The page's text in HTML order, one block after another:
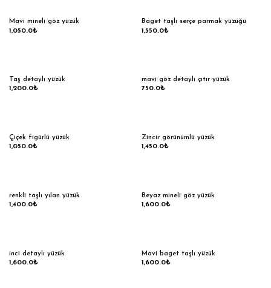
Mavi mineli göz yüzük
1,050.0₺
Baget taşlı serçe parmak yüzüğü
1,550.0₺
Taş detaylı yüzük
1,200.0₺
mavi göz detaylı çıtır yüzük
750.0₺
Çiçek figürlü yüzük
1,050.0₺
Zincir görünümlü yüzük
1,450.0₺
renkli taşlı yılan yüzük
1,400.0₺
Beyaz mineli göz yüzük
1,600.0₺
inci detaylı yüzük
1,600.0₺
Mavi baget taşlı yüzük
1,600.0₺